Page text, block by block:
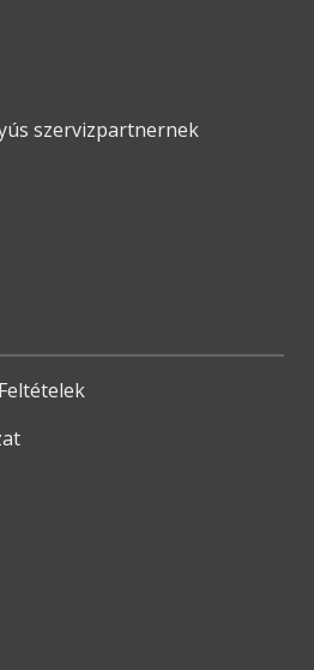
szervizpartnernek